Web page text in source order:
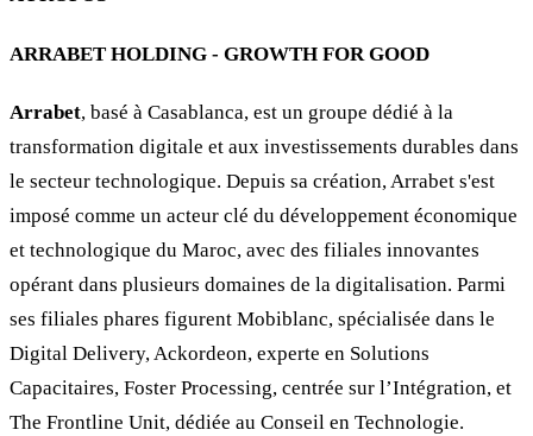
ARRABET HOLDING - GROWTH FOR GOOD
Arrabet, basé à Casablanca, est un groupe dédié à la
transformation digitale et aux investissements durables dans
le secteur technologique. Depuis sa création, Arrabet s'est
imposé comme un acteur clé du développement économique
et technologique du Maroc, avec des filiales innovantes
opérant dans plusieurs domaines de la digitalisation. Parmi
ses filiales phares figurent Mobiblanc, spécialisée dans le
Digital Delivery, Ackordeon, experte en Solutions
Capacitaires, Foster Processing, centrée sur l’Intégration, et
The Frontline Unit, dédiée au Conseil en Technologie.